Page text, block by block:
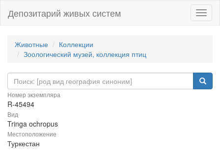
Депозитарий живых систем
Животные
Коллекции
Зоологический музей, коллекция птиц
Номер экземпляра
R-45494
Вид
Tringa ochropus
Местоположение
Туркестан